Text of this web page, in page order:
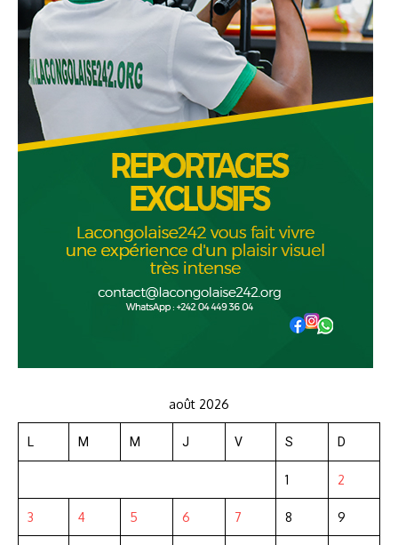
août 2026
L M M J V S D
1 2
3 4 5 6 7 8 9